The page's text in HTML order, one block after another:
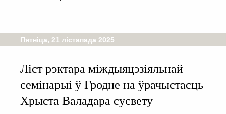
Пятніца, 21 лістапада 2025
Ліст рэктара міждыяцэзіяльнай
семінарыі ў Гродне на ўрачыстасць
Хрыста Валадара сусвету